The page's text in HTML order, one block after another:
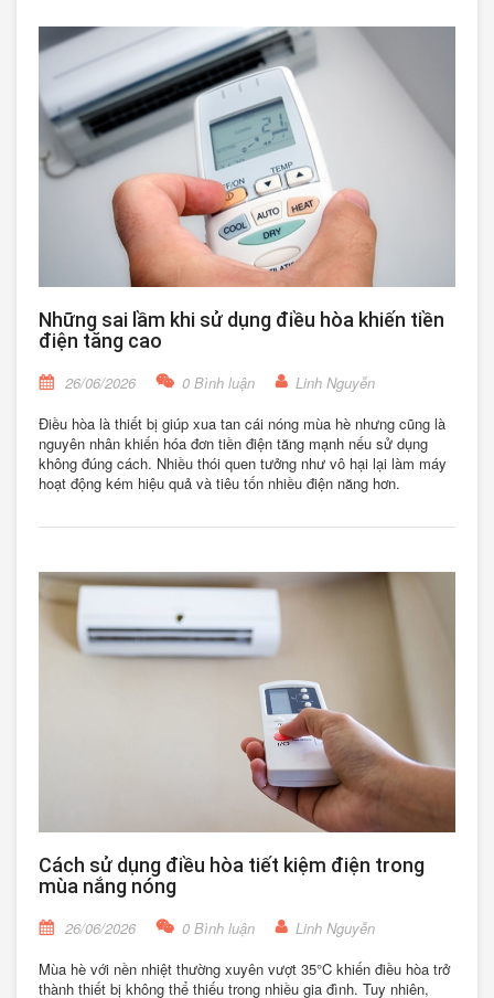
Những sai lầm khi sử dụng điều hòa khiến tiền
điện tăng cao
26/06/2026 0 Bình luận
Linh Nguyễn
Điều hòa là thiết bị giúp xua tan cái nóng mùa hè nhưng cũng là
nguyên nhân khiến hóa đơn tiền điện tăng mạnh nếu sử dụng
không đúng cách. Nhiều thói quen tưởng như vô hại lại làm máy
hoạt động kém hiệu quả và tiêu tốn nhiều điện năng hơn.
Cách sử dụng điều hòa tiết kiệm điện trong
mùa nắng nóng
26/06/2026 0 Bình luận
Linh Nguyễn
Mùa hè với nền nhiệt thường xuyên vượt 35°C khiến điều hòa trở
thành thiết bị không thể thiếu trong nhiều gia đình. Tuy nhiên,